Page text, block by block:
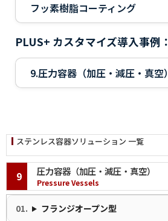
フッ素樹脂コーティング
PLUS+ カスタマイズ導入事例：
9.圧力容器（加圧・減圧・真空）
ステンレス容器ソリューション 一覧
圧力容器（加圧・減圧・真空）
Pressure Vessels
9
フランジオープン型